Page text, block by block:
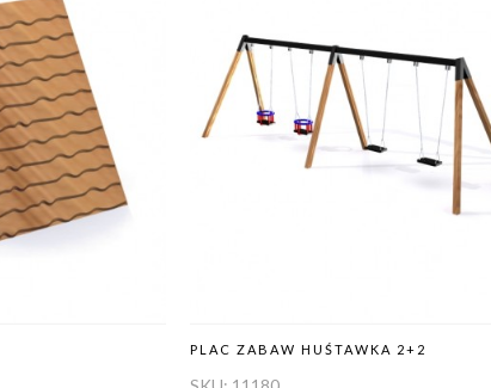
PLAC ZABAW HUŚTAWKA 2+2